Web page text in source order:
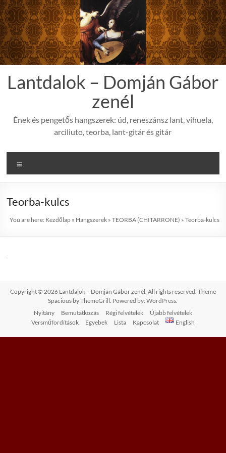
Skip
to
content
Lantdalok – Domján Gábor
zenél
Ének és pengetős hangszerek: úd, reneszánsz lant, vihuela,
arciliuto, teorba, lant-gitár és gitár
Teorba-kulcs
You are here: Kezdőlap» Hangszerek» TEORBA (CHITARRONE) » Teorba-kulcs
Copyright © 2026 Lantdalok – Domján Gábor zenél. All rights reserved. Theme
Spacious by ThemeGrill. Powered by:WordPress.
Nyitány
Bemutatkozás Régi felvételek
Újabb felvételek
Versműfordítások
Egyebek Lista Kapcsolat English